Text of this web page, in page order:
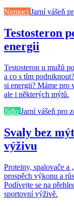
Nemoci Jarní vášeň
Testosteron
energii
Testosteron u mužů
a co s tím
si energii? Máme pro
ale i některých mýtů.
Jídlo Jarní vášeň pro
Svaly bez
výživu
Proteiny, spalovače a
prospěch výkonu a
Podívejte se na
sportovní výživě.